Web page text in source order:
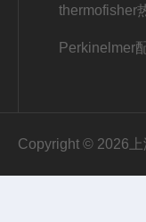
thermofisher
Perkinelmer
Copyright © 2026